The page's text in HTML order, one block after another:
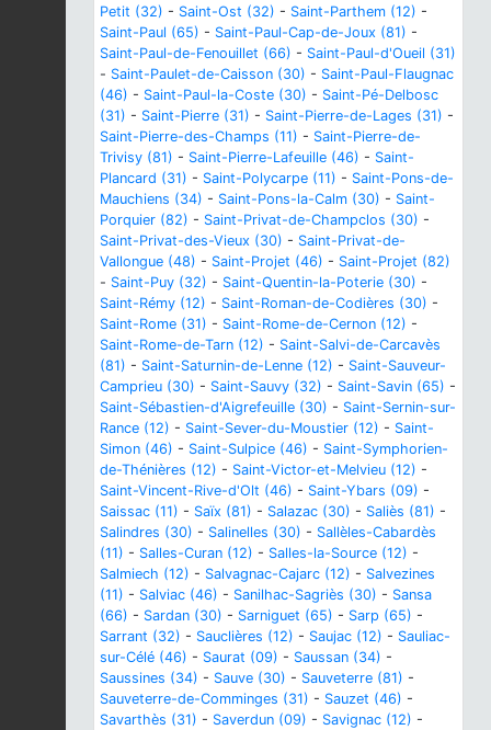
Petit (32) - Saint-Ost (32) - Saint-Parthem (12) -
Saint-Paul (65) - Saint-Paul-Cap-de-Joux (81) -
Saint-Paul-de-Fenouillet (66) - Saint-Paul-d'Oueil (31)
- Saint-Paulet-de-Caisson (30) - Saint-Paul-Flaugnac
(46) - Saint-Paul-la-Coste (30) - Saint-Pé-Delbosc
(31) - Saint-Pierre (31) - Saint-Pierre-de-Lages (31) -
Saint-Pierre-des-Champs (11) - Saint-Pierre-de-
Trivisy (81) - Saint-Pierre-Lafeuille (46) - Saint-
Plancard (31) - Saint-Polycarpe (11) - Saint-Pons-de-
Mauchiens (34) - Saint-Pons-la-Calm (30) - Saint-
Porquier (82) - Saint-Privat-de-Champclos (30) -
Saint-Privat-des-Vieux (30) - Saint-Privat-de-
Vallongue (48) - Saint-Projet (46) - Saint-Projet (82)
- Saint-Puy (32) - Saint-Quentin-la-Poterie (30) -
Saint-Rémy (12) - Saint-Roman-de-Codières (30) -
Saint-Rome (31) - Saint-Rome-de-Cernon (12) -
Saint-Rome-de-Tarn (12) - Saint-Salvi-de-Carcavès
(81) - Saint-Saturnin-de-Lenne (12) - Saint-Sauveur-
Camprieu (30) - Saint-Sauvy (32) - Saint-Savin (65) -
Saint-Sébastien-d'Aigrefeuille (30) - Saint-Sernin-sur-
Rance (12) - Saint-Sever-du-Moustier (12) - Saint-
Simon (46) - Saint-Sulpice (46) - Saint-Symphorien-
de-Thénières (12) - Saint-Victor-et-Melvieu (12) -
Saint-Vincent-Rive-d'Olt (46) - Saint-Ybars (09) -
Saissac (11) - Saïx (81) - Salazac (30) - Saliès (81) -
Salindres (30) - Salinelles (30) - Sallèles-Cabardès
(11) - Salles-Curan (12) - Salles-la-Source (12) -
Salmiech (12) - Salvagnac-Cajarc (12) - Salvezines
(11) - Salviac (46) - Sanilhac-Sagriès (30) - Sansa
(66) - Sardan (30) - Sarniguet (65) - Sarp (65) -
Sarrant (32) - Sauclières (12) - Saujac (12) - Sauliac-
sur-Célé (46) - Saurat (09) - Saussan (34) -
Saussines (34) - Sauve (30) - Sauveterre (81) -
Sauveterre-de-Comminges (31) - Sauzet (46) -
Savarthès (31) - Saverdun (09) - Savignac (12) -